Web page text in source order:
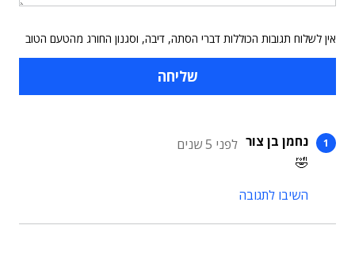
אין לשלוח תגובות הכוללות דברי הסתה, דיבה, וסגנון החורג מהטעם הטוב
נחמן בן צור לפני 5 שנים
🤣
השיבו לתגובה